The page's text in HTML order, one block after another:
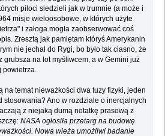
piloci siedzieli jak w trumnie (a może i
misje wieloosobowe, w których użyte
i załoga mogła zaobserwować coś
Zresztą jak pamiętam któryś Amerykanin
nie jechał do Rygi, bo było tak ciasno, że
grubsza na lot myśliwcem, a w Gemini już
powietrza.
na temat nieważkości dwa tuzy fizyki, jeden
stosowania? Ano w rozdziale o inercjalnych
z niejaką dumą notatkę prasową z
NASA ogłosiła przetarg na budowę
Nowa wieża umożliwi badanie